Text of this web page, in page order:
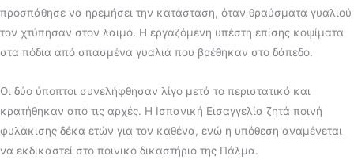
προσπάθησε να ηρεμήσει την κατάσταση, όταν θραύσματα γυαλιού
τον χτύπησαν στον λαιμό. Η εργαζόμενη υπέστη επίσης κοψίματα
στα πόδια από σπασμένα γυαλιά που βρέθηκαν στο δάπεδο.
Οι δύο ύποπτοι συνελήφθησαν λίγο μετά το περιστατικό και
κρατήθηκαν από τις αρχές. Η Ισπανική Εισαγγελία ζητά ποινή
φυλάκισης δέκα ετών για τον καθένα, ενώ η υπόθεση αναμένεται
να εκδικαστεί στο ποινικό δικαστήριο της Πάλμα.